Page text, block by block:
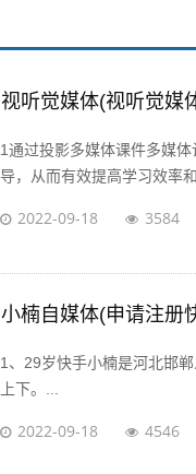
视听觉媒体(视听觉媒
1通过投影多媒体课件多媒
导，从而有效提高学习效率
2022-09-18 3584
小楠自媒体(申请注册
1、29岁快手小楠是河北邯
上下。...
2022-09-18 4546